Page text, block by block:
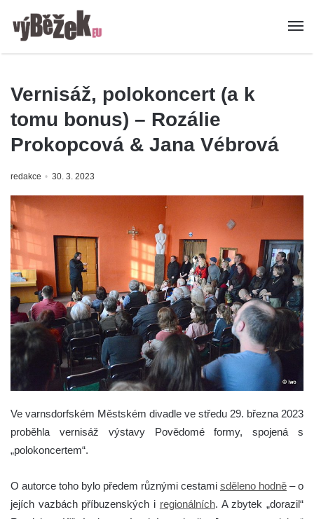
Vernisáž, polokoncert (a k
tomu bonus) – Rozálie
Prokopcová & Jana Vébrová
redakce 30. 3. 2023
Ve varnsdorfském Městském divadle ve středu 29. března 2023
proběhla vernisáž výstavy Povědomé formy, spojená s
„polokoncertem“.
O autorce toho bylo předem různými cestami sděleno hodně – o
jejích vazbách příbuzenských i regionálních. A zbytek „dorazil“